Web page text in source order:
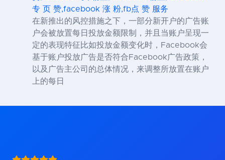
专 页 赞,facebook 涨 粉,fb点 赞 服务
在新推出的风控措施之下，一部分新开户的广告账
户会被放置每日投放金额限制，并且当账户呈现一
定的表现特征比如投放金额变化时，Facebook会
基于账户投放广告是否符合Facebook广告政策，
以及广告主公司的总体情况，来调整所放置在账户
上的每日